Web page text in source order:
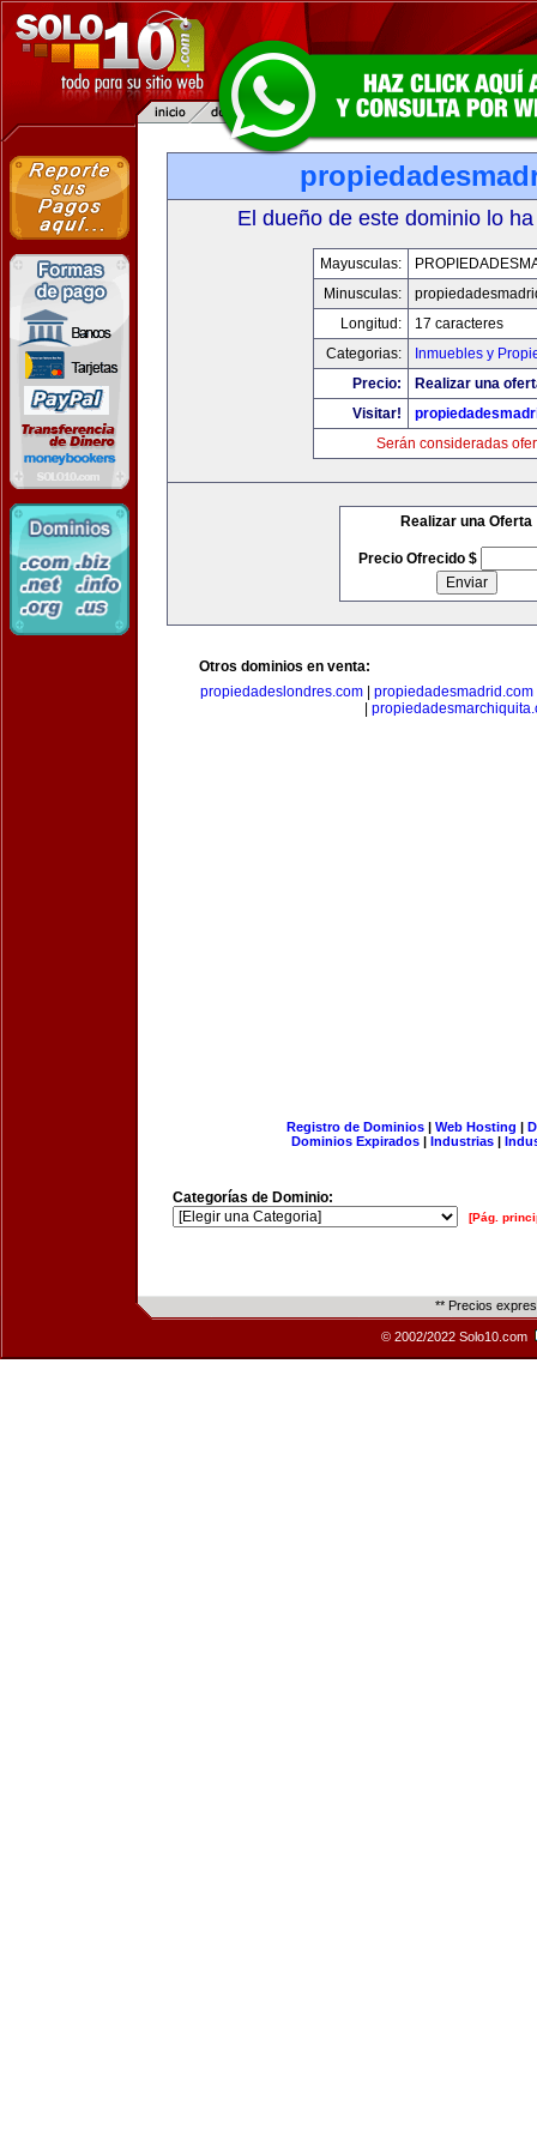
El dueño de este dominio lo
Mayusculas:
Minusculas:
Longitud:
17 caracteres
Categorias:
Inmuebles y
Precio:
Realizar una
Visitar!
Serán consideradas
Realizar una Oferta
Precio Ofrecido $
Otros dominios en venta:
propiedadeslondres.com
propiedadesmadrid.com
Registro de Dominios| Web Hosting |
Dominios Expirados | Industrias |
Categorías de Dominio:
[Pág.
** Precios
© 2002/2022 Solo10.com